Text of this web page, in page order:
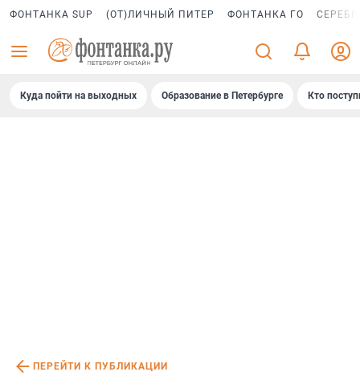
ФОНТАНКА SUP (ОТ)ЛИЧНЫЙ ПИТЕР ФОНТАНКА ГО
Куда пойти на выходных Образование в Петербурге Кто
ПЕРЕЙТИ К ПУБЛИКАЦИИ